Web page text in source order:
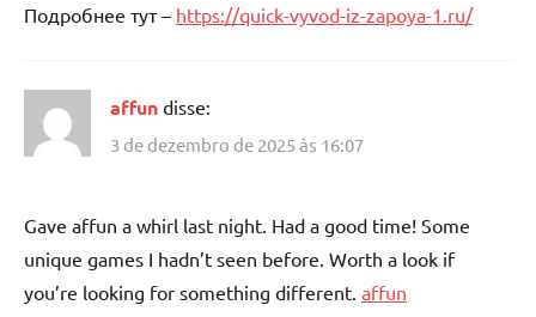
Подробнее тут – https://quick-vyvod-iz-zapoya-1.ru/
affun disse:
3 de dezembro de 2025 às 16:07
Gave affun a whirl last night. Had a good time! Some
unique games I hadn’t seen before. Worth a look if
you’re looking for something different. affun